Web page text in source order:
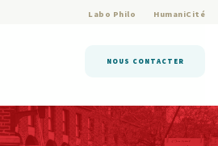
Labo Philo HumaniCité
NOUS CONTACTER